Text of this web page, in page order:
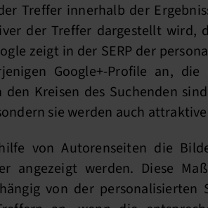
Treffer innerhalb der
der Treffer dargestellt wird,
zeigt in der SERP der
Google+-Profile an,
Kreisen des Suchenden
sie werden auch
von Autorenseiten die
angezeigt werden. Diese
von der personalisierten